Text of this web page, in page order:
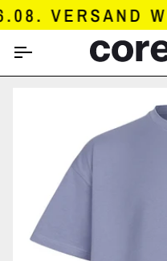
DIREKT
ZUM
VERSAND